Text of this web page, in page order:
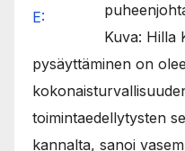
Kuva: Hilla
pysäyttäminen on
toimintaedellytysten
kannalta, sanoi